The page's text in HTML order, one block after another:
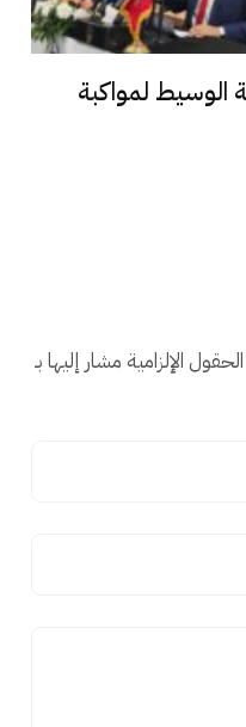
الوسيط لمواكبة
الحقول الإلزامية مشار إليها بـ